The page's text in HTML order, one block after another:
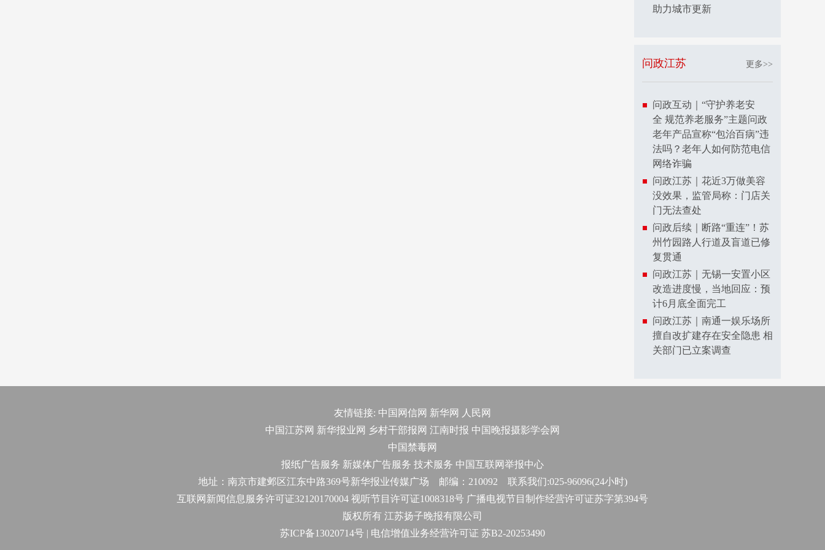
助力城市更新
问政江苏 更多>>
问政互动｜“守护养老安
全 规范养老服务”主题问政
老年产品宣称“包治百病”违
法吗？老年人如何防范电信
网络诈骗
问政江苏｜花近3万做美容
没效果，监管局称：门店关
门无法查处
问政后续｜断路“重连”！苏
州竹园路人行道及盲道已修
复贯通
问政江苏｜无锡一安置小区
改造进度慢，当地回应：预
计6月底全面完工
问政江苏｜南通一娱乐场所
擅自改扩建存在安全隐患 相
关部门已立案调查
友情链接: 中国网信网 新华网
人民网
中国江苏网 新华报业网 乡村干部报网 江南时报 中国晚报摄影学会网
中国禁毒网
报纸广告服务 新媒体广告服务 技术服务 中国互联网举报中心
地址：南京市建邺区江东中路369号新华报业传媒广场 邮编：210092 联系我们:025-96096(24小时)
互联网新闻信息服务许可证32120170004 视听节目许可证1008318号 广播电视节目制作经营许可证苏字第394号
版权所有 江苏扬子晚报有限公司
苏ICP备13020714号 | 电信增值业务经营许可证 苏B2-20253490